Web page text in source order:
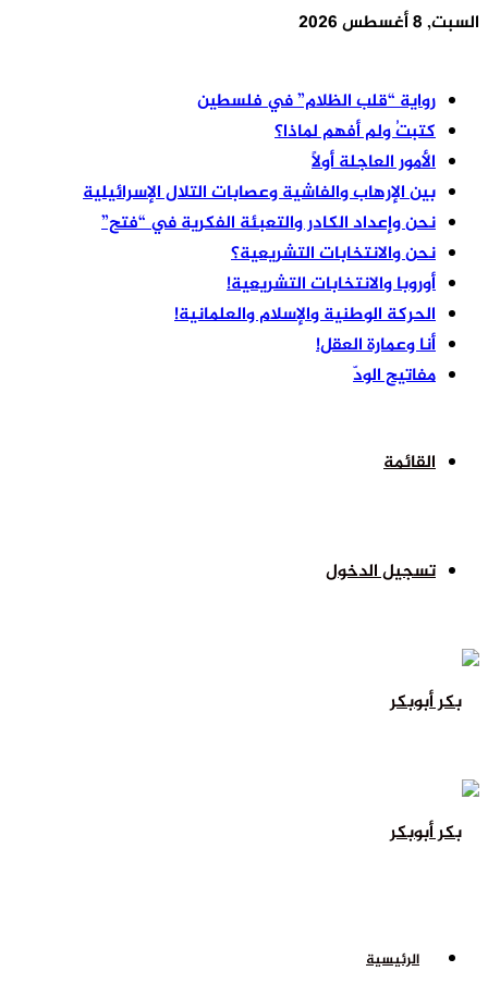
السبت, 8 أغسطس 2026
رواية “قلب الظلام” في فلسطين
كتبتُ ولم أفهم لماذا؟
الأمور العاجلة أولًا
بين الإرهاب والفاشية وعصابات التلال الإسرائيلية
نحن وإعداد الكادر والتعبئة الفكرية في “فتح”
نحن والانتخابات التشريعية؟
أوروبا والانتخابات التشريعية!
الحركة الوطنية والإسلام والعلمانية!
أنا وعمارة العقل!
مفاتيح الودّ
القائمة
تسجيل الدخول
الرئيسية